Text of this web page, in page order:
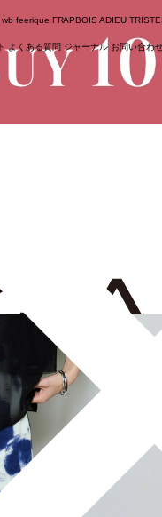
wb feerique FRAPBOIS ADIEU
よくある質問 ジャーナル お問い合わ